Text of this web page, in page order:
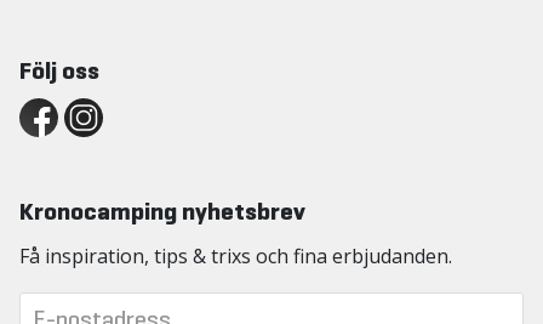
Följ oss
Kronocamping nyhetsbrev
Få inspiration, tips & trixs och fina erbjudanden.